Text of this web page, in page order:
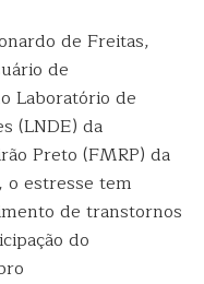
de Freitas,
de
Laboratório de
(LNDE) da
Preto (FMRP) da
o estresse tem
de transtornos
do